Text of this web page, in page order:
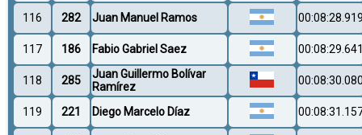
116 282 Juan Manuel Ramos
117 186 Fabio Gabriel Saez
118 285
Juan Guillermo Bolívar
Ramírez
119 221 Diego Marcelo Díaz